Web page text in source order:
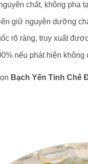
chất, không pha
giữ nguyên dưỡng
rõ ràng, truy xuất
nếu phát hiện không
Bạch Yến Tinh Chế